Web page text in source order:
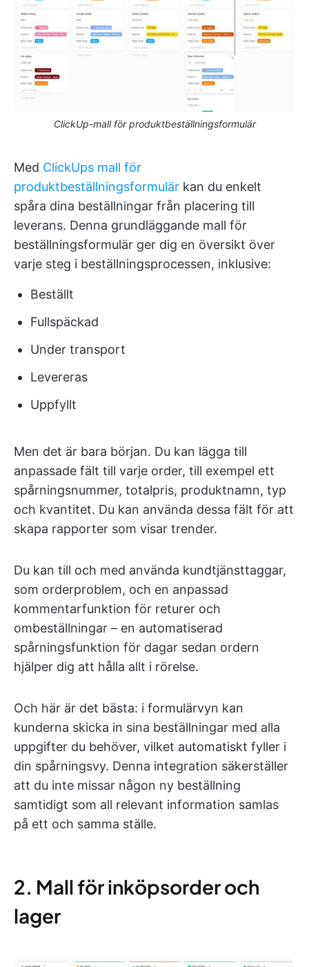
ClickUp-mall för produktbeställningsformulär
Med ClickUps mall för
produktbeställningsformulär kan du enkelt
spåra dina beställningar från placering till
leverans. Denna grundläggande mall för
beställningsformulär ger dig en översikt över
varje steg i beställningsprocessen, inklusive:
Beställt
Fullspäckad
Under transport
Levereras
Uppfyllt
Men det är bara början. Du kan lägga till
anpassade fält till varje order, till exempel ett
spårningsnummer, totalpris, produktnamn, typ
och kvantitet. Du kan använda dessa fält för att
skapa rapporter som visar trender.
Du kan till och med använda kundtjänsttaggar,
som orderproblem, och en anpassad
kommentarfunktion för returer och
ombeställningar – en automatiserad
spårningsfunktion för dagar sedan ordern
hjälper dig att hålla allt i rörelse.
Och här är det bästa: i formulärvyn kan
kunderna skicka in sina beställningar med alla
uppgifter du behöver, vilket automatiskt fyller i
din spårningsvy. Denna integration säkerställer
att du inte missar någon ny beställning
samtidigt som all relevant information samlas
på ett och samma ställe.
2. Mall för inköpsorder och
lager